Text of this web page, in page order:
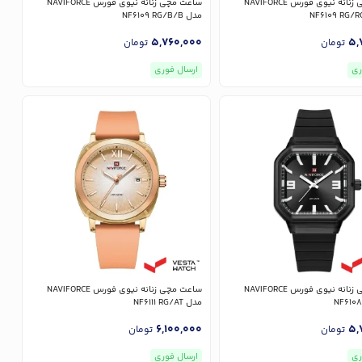
ساعت مچی زنانه نیوی فورس NAVIFORCE
تومان
ساعت مچی زنانه نیوی فورس NAVIFORCE
مدل NF6109 RG/B/B
5,760,000 تومان
ارسال فوری
ساعت مچی زنانه نیوی فورس NAVIFORCE
تومان
ساعت مچی زنانه نیوی فورس NAVIFORCE
مدل NF6111 RG/AT
6,100,000 تومان
ارسال فوری